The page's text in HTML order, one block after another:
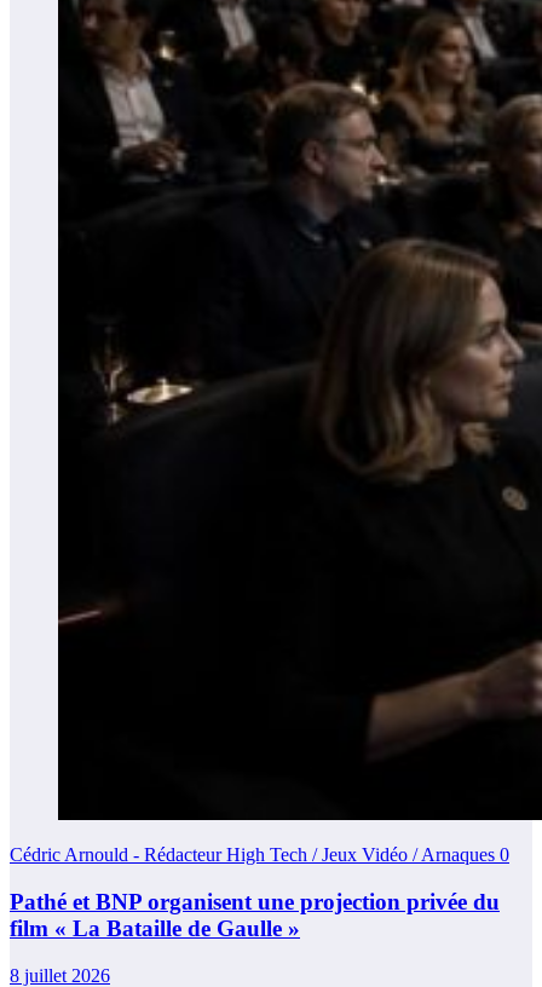
Cédric Arnould - Rédacteur High Tech / Jeux Vidéo / Arnaques 0
Pathé et BNP organisent une projection privée du
film « La Bataille de Gaulle »
8 juillet 2026